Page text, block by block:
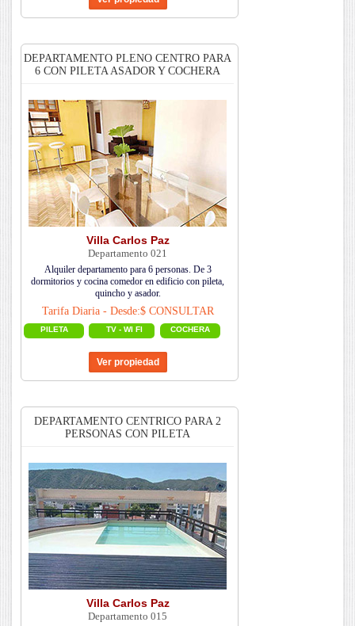
DEPARTAMENTO PLENO CENTRO PARA
6 CON PILETA ASADOR Y COCHERA
Villa Carlos Paz
Departamento 021
Alquiler departamento para 6 personas. De 3
dormitorios y cocina comedor en edificio con pileta,
quincho y asador.
Tarifa Diaria - Desde:$ CONSULTAR
PILETA TV - WI FI COCHERA
DEPARTAMENTO CENTRICO PARA 2
PERSONAS CON PILETA
Villa Carlos Paz
Departamento 015